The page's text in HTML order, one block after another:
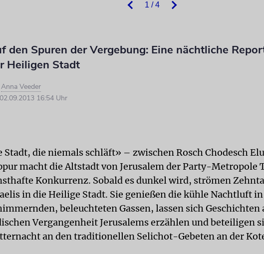
1 / 4
den Spuren der Vergebung: Eine nächtliche
Heiligen Stadt
Anna Veeder
02.09.2013 16:54 Uhr
Stadt, die niemals schläft» – zwischen Rosch Chodesch
macht die Altstadt von Jerusalem der Party-Metropole
Konkurrenz. Sobald es dunkel wird, strömen
in die Heilige Stadt. Sie genießen die kühle Nachtluft
beleuchteten Gassen, lassen sich Geschichten
Vergangenheit Jerusalems erzählen und beteiligen
an den traditionellen Selichot-Gebeten an der